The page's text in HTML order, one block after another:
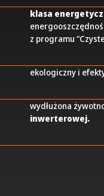
klasa
z programu
ekologiczny i
wydłużona
inwerterowej.